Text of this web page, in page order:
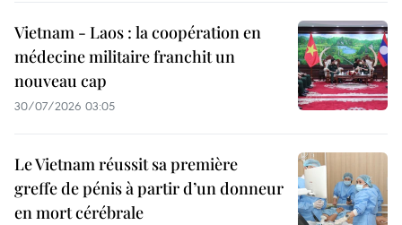
Vietnam - Laos : la coopération en
médecine militaire franchit un
nouveau cap
30/07/2026 03:05
Le Vietnam réussit sa première
greffe de pénis à partir d’un donneur
en mort cérébrale